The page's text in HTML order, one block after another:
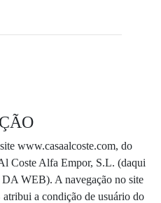
www.casaalcoste.com, do
Coste Alfa Empor, S.L. (daqui
WEB). A navegação no site
a condição de usuário do